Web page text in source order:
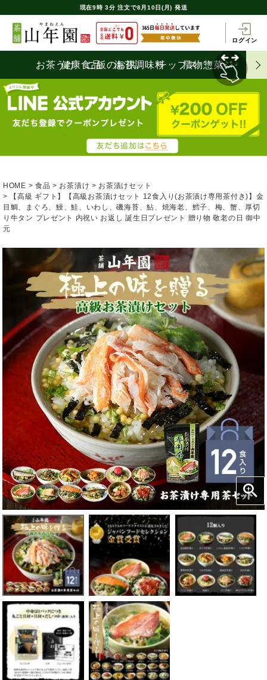
現在9時 3分 注文で8月10日(月) 発送
ログイン
お茶うけ健康食品ご飯のお供
海苔調味料チップス
漬物惣菜ジャム
HOME 食品 お茶漬け
お茶漬けセット
【高級 ギフト】【高級お茶漬けセット 12食入り(お茶漬け専用茶付き)】金
目鯛、まぐろ、鰻、鮭、いわし、磯海苔、鮎、焼海老、鱈子、梅、蟹、厚切
り牛タン プレゼント 内祝い お返し 誕生日プレゼント 贈り物 敬老の日 御中
元